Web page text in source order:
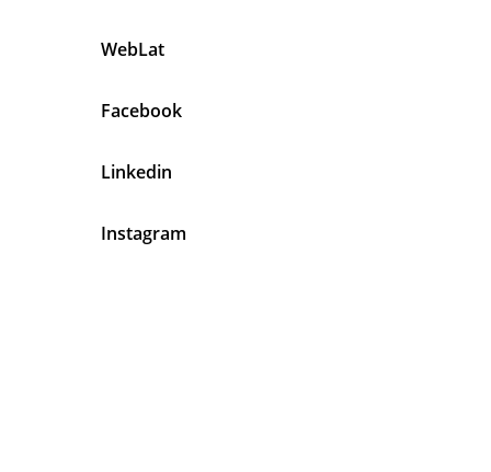
WebLat
Facebook
Linkedin
Instagram